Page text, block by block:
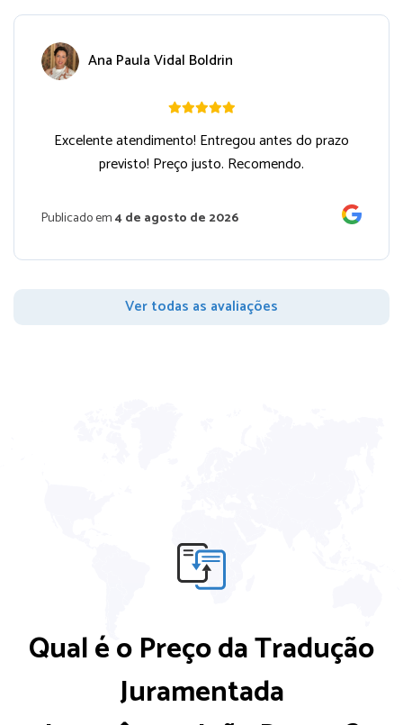
Ana Paula Vidal Boldrin
Excelente atendimento! Entregou antes do prazo
previsto! Preço justo. Recomendo.
Publicado em4 de agosto de 2026
Ver todas as avaliações
Qual é o Preço da Tradução
Juramentada